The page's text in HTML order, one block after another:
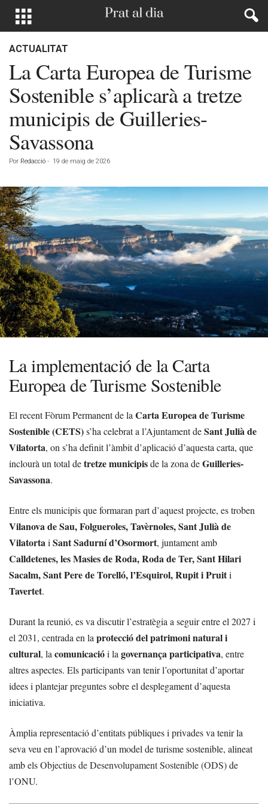
ACTUALITAT
La Carta Europea de Turisme
Sostenible s’aplicarà a tretze
municipis de Guilleries-
Savassona
Por Redacció - 19 de maig de 2026
La implementació de la Carta
Europea de Turisme Sostenible
El recent Fòrum Permanent de la Carta Europea de Turisme
Sostenible (CETS)s’ha celebrat a l’Ajuntament deSant Julià de
Vilatorta, on s’ha definit l’àmbit d’aplicació d’aquesta carta, que
inclourà un total detretze municipisde la zona deGuilleries-
Savassona.
Entre els municipis que formaran part d’aquest projecte, es troben
Vilanova de Sau, Folgueroles, Tavèrnoles, Sant Julià de
Vilatortai Sant Sadurní d’Osormort, juntament amb
Calldetenes, les Masies de Roda, Roda de Ter, Sant Hilari
Sacalm, Sant Pere de Torelló, l’Esquirol, Rupit i Pruiti
Tavertet.
Durant la reunió, es va discutir l’estratègia a seguir entre el 2027 i
el 2031, centrada en la protecció del patrimoni natural i
cultural, la comunicaciói la governança participativa, entre
altres aspectes. Els participants van tenir l’oportunitat d’aportar
idees i plantejar preguntes sobre el desplegament d’aquesta
iniciativa.
Àmplia representació d’entitats públiques i privades va tenir la
seva veu en l’aprovació d’un model de turisme sostenible, alineat
amb elsObjectius de Desenvolupament Sostenible (ODS)de
l’ONU.